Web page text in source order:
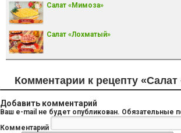
Салат «Мимоза»
Салат «Лохматый»
Комментарии к рецепту «Салат
Добавить комментарий
Ваш e-mail не будет опубликован. Обязательные
Комментарий